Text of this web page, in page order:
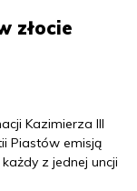
złocie
Kazimierza III
Piastów emisją
z jednej uncji